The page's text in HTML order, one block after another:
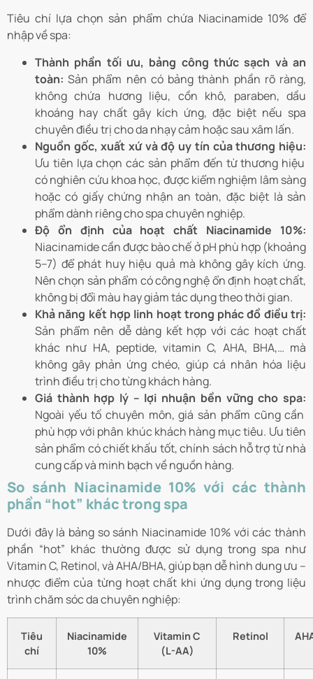
Tiêu chí lựa chọn sản phẩm chứa Niacinamide 10% để
nhập về spa:
Thành phần tối ưu, bảng công thức sạch và an
toàn: Sản phẩm nên có bảng thành phần rõ ràng,
không chứa hương liệu, cồn khô, paraben, dầu
khoáng hay chất gây kích ứng, đặc biệt nếu spa
chuyên điều trị cho da nhạy cảm hoặc sau xâm lấn.
Nguồn gốc, xuất xứ và độ uy tín của thương hiệu:
Ưu tiên lựa chọn các sản phẩm đến từ thương hiệu
có nghiên cứu khoa học, được kiểm nghiệm lâm sàng
hoặc có giấy chứng nhận an toàn, đặc biệt là sản
phẩm dành riêng cho spa chuyên nghiệp.
Độ ổn định của hoạt chất Niacinamide 10%:
Niacinamide cần được bào chế ở pH phù hợp (khoảng
5–7) để phát huy hiệu quả mà không gây kích ứng.
Nên chọn sản phẩm có công nghệ ổn định hoạt chất,
không bị đổi màu hay giảm tác dụng theo thời gian.
Khả năng kết hợp linh hoạt trong phác đồ điều trị:
Sản phẩm nên dễ dàng kết hợp với các hoạt chất
khác như HA, peptide, vitamin C, AHA, BHA,… mà
không gây phản ứng chéo, giúp cá nhân hóa liệu
trình điều trị cho từng khách hàng.
Giá thành hợp lý – lợi nhuận bền vững cho spa:
Ngoài yếu tố chuyên môn, giá sản phẩm cũng cần
phù hợp với phân khúc khách hàng mục tiêu. Ưu tiên
sản phẩm có chiết khấu tốt, chính sách hỗ trợ từ nhà
cung cấp và minh bạch về nguồn hàng.
So sánh Niacinamide 10% với các thành
phần “hot” khác trong spa
Dưới đây là bảng so sánh Niacinamide 10% với các thành
phần “hot” khác thường được sử dụng trong spa như
Vitamin C, Retinol, và AHA/BHA, giúp bạn dễ hình dung ưu –
nhược điểm của từng hoạt chất khi ứng dụng trong liệu
trình chăm sóc da chuyên nghiệp:
Tiêu
chí
Niacinamide
10%
Vitamin C
(L-AA)
Retinol